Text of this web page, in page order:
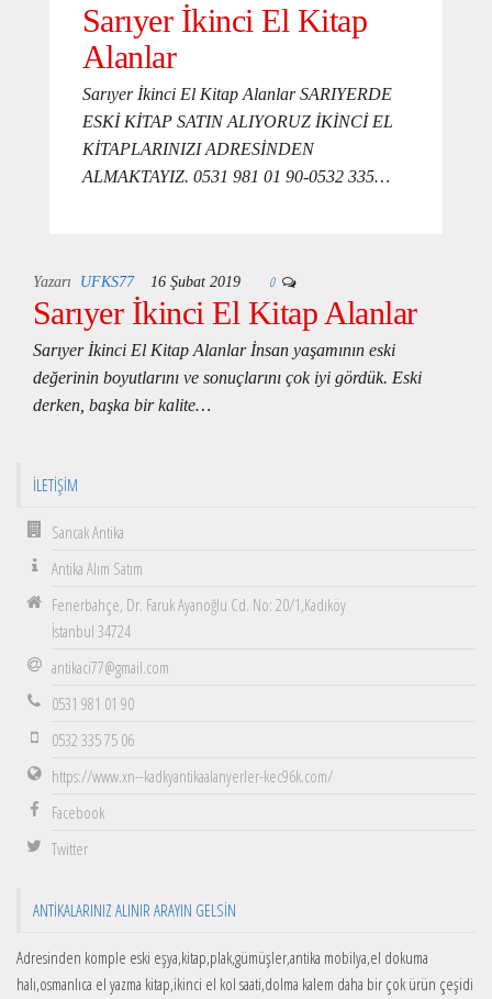
Sarıyer İkinci El Kitap
Alanlar
Sarıyer İkinci El Kitap Alanlar SARIYERDE
ESKİ KİTAP SATIN ALIYORUZ İKİNCİ EL
KİTAPLARINIZI ADRESİNDEN
ALMAKTAYIZ. 0531 981 01 90-0532 335…
Yazarı UFKS77 16 Şubat 2019 0
Sarıyer İkinci El Kitap Alanlar
Sarıyer İkinci El Kitap Alanlar İnsan yaşamının eski
değerinin boyutlarını ve sonuçlarını çok iyi gördük. Eski
derken, başka bir kalite…
İLETIŞIM
Sancak Antika
Antika Alım Satım
Fenerbahçe, Dr. Faruk Ayanoğlu Cd. No: 20/1,Kadıköy
İstanbul 34724
antikaci77@gmail.com
0531 981 01 90
0532 335 75 06
https://www.xn--kadkyantikaalanyerler-kec96k.com/
Facebook
Twitter
ANTIKALARINIZ ALINIR ARAYIN GELSIN
Adresinden komple eski eşya,kitap,plak,gümüşler,antika mobilya,el dokuma
halı,osmanlıca el yazma kitap,ikinci el kol saati,dolma kalem daha bir çok ürün çeşidi